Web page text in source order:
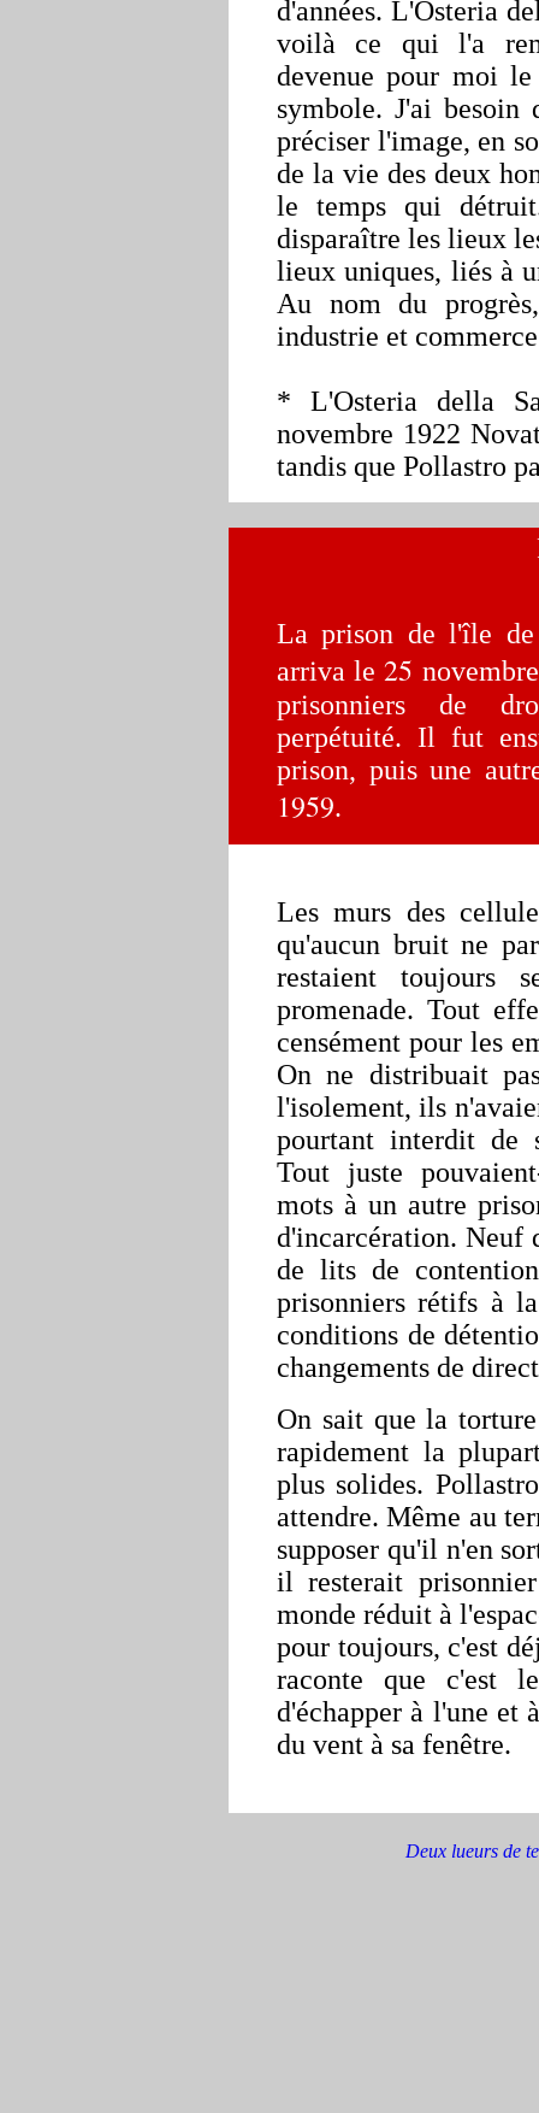
d'années. L'Osteria
voilà ce qui l'a
devenue pour moi
symbole. J'ai
préciser l'image, en
de la vie des deux
le temps qui
disparaître les lieux
lieux uniques, liés à
Au nom du
industrie et
* L'Osteria della
novembre 1922
tandis que Pollastro
La prison de l'île de
arriva le25
prisonniers de
perpétuité. Il fut
prison, puis une
1959.
Les murs des
qu'aucun bruit ne
restaient toujours
promenade. Tout
censément pour les
On ne distribuait
l'isolement, ils
pourtant interdit de
Tout juste
mots à un autre
d'incarcération. Neuf
de lits de
prisonniers rétifs à
conditions de
changements de
On sait que la
rapidement la
plus solides.
attendre. Même au
supposer qu'il n'en
il resterait
monde réduit à
pour toujours, c'est
raconte que c'est
d'échapper à l'une et
du vent à sa fenêtre.
Deuxlueurs de